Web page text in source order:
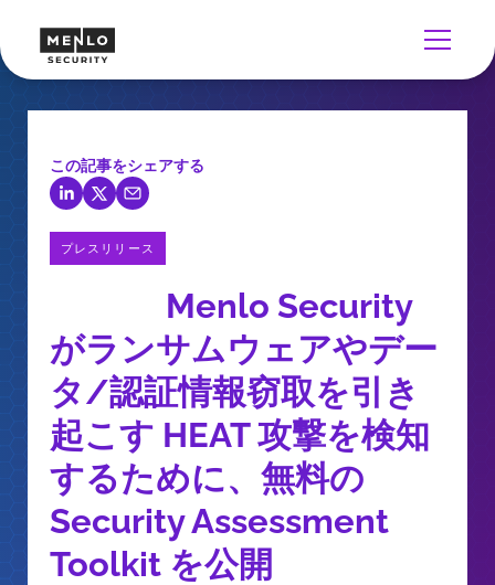
この記事をシェアする
プレスリリース
Menlo Security
がランサムウェアやデー
タ/認証情報窃取を引き
起こす HEAT 攻撃を検知
するために、無料の
Security Assessment
Toolkit を公開